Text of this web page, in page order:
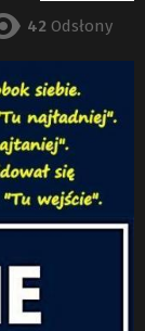
42 Odsłony